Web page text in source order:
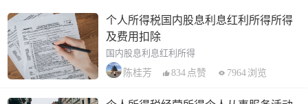
个人所得税国内股息利息红利所得所得
及费用扣除
国内股息利息红利所得
陈桂芳
834 点赞 7964 浏览